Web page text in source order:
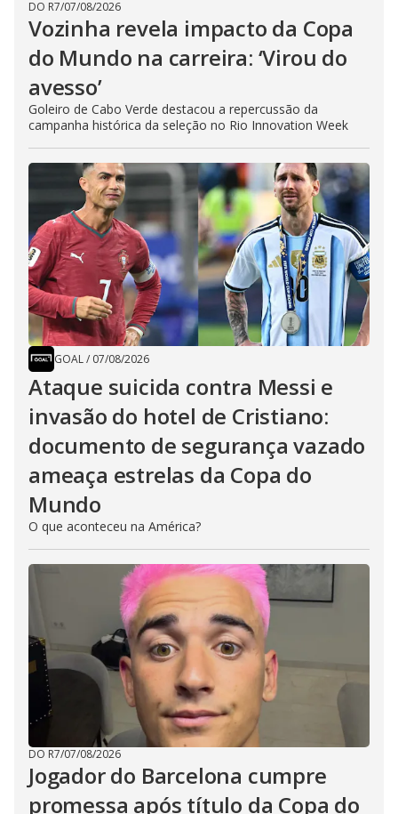
DO R7/07/08/2026
Vozinha revela impacto da Copa
do Mundo na carreira: ‘Virou do
avesso’
Goleiro de Cabo Verde destacou a repercussão da
campanha histórica da seleção no Rio Innovation Week
GOAL/ 07/08/2026
Ataque suicida contra Messi e
invasão do hotel de Cristiano:
documento de segurança vazado
ameaça estrelas da Copa do
Mundo
O que aconteceu na América?
DO R7/07/08/2026
Jogador do Barcelona cumpre
promessa após título da Copa do